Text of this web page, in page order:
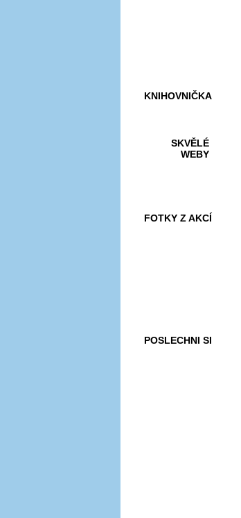
KNIHOVNIČKA
SKVĚLÉ
WEBY
FOTKY Z AKCÍ
POSLECHNI SI